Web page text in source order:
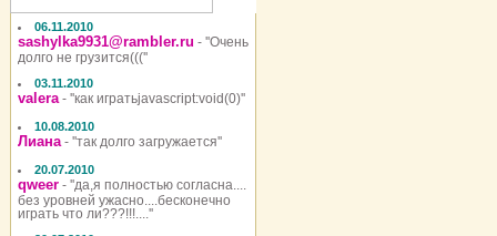
06.11.2010
sashylka9931@rambler.ru - ''Очень
долго не грузится(((''
03.11.2010
valera- ''как игратьjavascript:void(0)''
10.08.2010
Лиана- ''так долго загружается''
20.07.2010
qweer - ''да,я полностью согласна....
без уровней ужасно....бесконечно
играть что ли???!!!....''